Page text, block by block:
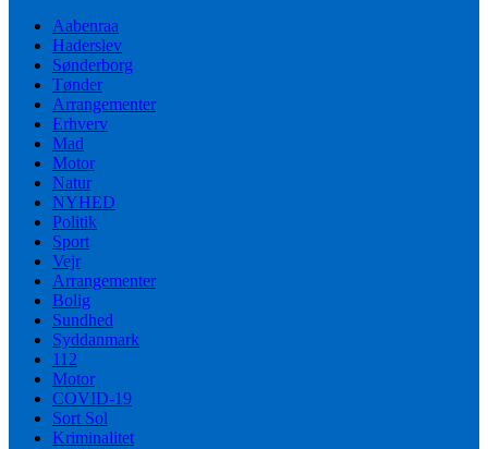
Aabenraa
Haderslev
Sønderborg
Tønder
Arrangementer
Erhverv
Mad
Motor
Natur
NYHED
Politik
Sport
Vejr
Arrangementer
Bolig
Sundhed
Syddanmark
112
Motor
COVID-19
Sort Sol
Kriminalitet